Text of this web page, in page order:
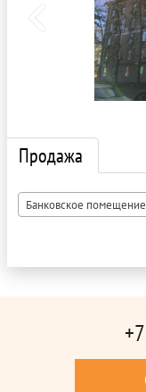
Продажа
Банковское